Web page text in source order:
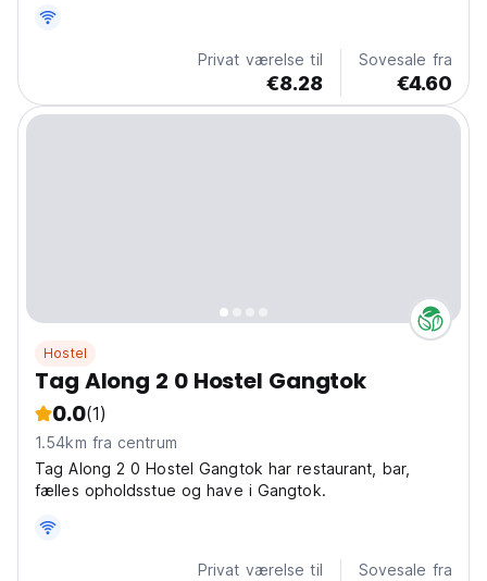
Privat værelse til
€8.28
Sovesale fra
€4.60
Hostel
Tag Along 2 0 Hostel Gangtok
0.0(1)
1.54km fra centrum
Tag Along 2 0 Hostel Gangtok har restaurant, bar,
fælles opholdsstue og have i Gangtok.
Privat værelse til Sovesale fra